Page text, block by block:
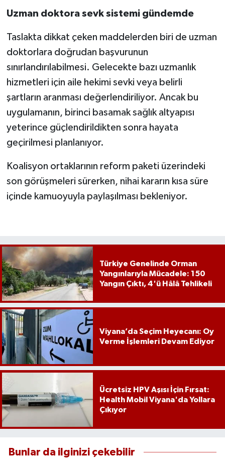
Uzman doktora sevk sistemi gündemde
Taslakta dikkat çeken maddelerden biri de uzman
doktorlara doğrudan başvurunun
sınırlandırılabilmesi. Gelecekte bazı uzmanlık
hizmetleri için aile hekimi sevki veya belirli
şartların aranması değerlendiriliyor. Ancak bu
uygulamanın, birinci basamak sağlık altyapısı
yeterince güçlendirildikten sonra hayata
geçirilmesi planlanıyor.
Koalisyon ortaklarının reform paketi üzerindeki
son görüşmeleri sürerken, nihai kararın kısa süre
içinde kamuoyuyla paylaşılması bekleniyor.
Türkiye Genelinde Orman
Yangınlarıyla Mücadele: 150
Yangın Çıktı, 4'ü Hâlâ Tehlikeli
Viyana’da Seçim Heyecanı: Oy
Verme İşlemleri Devam Ediyor
Ücretsiz HPV Aşısı İçin Fırsat:
Health Mobil Viyana'da Yollara
Çıkıyor
Bunlar da ilginizi çekebilir